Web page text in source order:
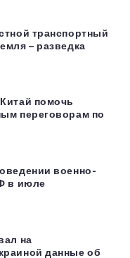
транспортный
– разведка
помочь
переговорам по
военно-
в июле
на
данные об